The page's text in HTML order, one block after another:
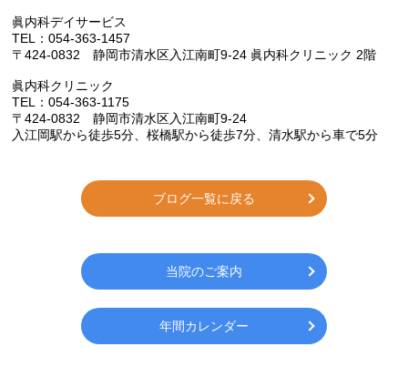
眞内科デイサービス
TEL：054-363-1457
〒424-0832 静岡市清水区入江南町9-24 眞内科クリニック 2階
眞内科クリニック
TEL：054-363-1175
〒424-0832 静岡市清水区入江南町9-24
入江岡駅から徒歩5分、桜橋駅から徒歩7分、清水駅から車で5分
ブログ一覧に戻る
当院のご案内
年間カレンダー